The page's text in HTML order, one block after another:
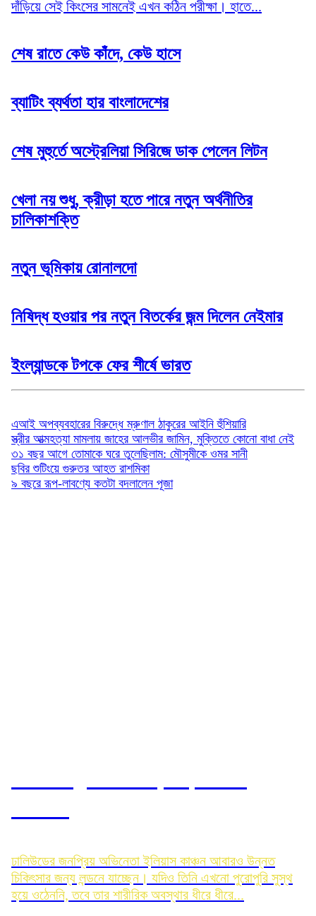
দাঁড়িয়ে সেই কিংসের সামনেই এখন কঠিন পরীক্ষা। হাতে...
শেষ রাতে কেউ কাঁদে, কেউ হাসে
ব্যাটিং ব্যর্থতা হার বাংলাদেশের
শেষ মুহুর্তে অস্ট্রেলিয়া সিরিজে ডাক পেলেন লিটন
খেলা নয় শুধু, ক্রীড়া হতে পারে নতুন অর্থনীতির
চালিকাশক্তি
নতুন ভূমিকায় রোনালদো
নিষিদ্ধ হওয়ার পর নতুন বিতর্কের জন্ম দিলেন নেইমার
ইংল্যান্ডকে টপকে ফের শীর্ষে ভারত
এআই অপব্যবহারের বিরুদ্ধে ম্রুণাল ঠাকুরের আইনি হুঁশিয়ারি
স্ত্রীর আত্মহত্যা মামলায় জাহের আলভীর জামিন, মুক্তিতে কোনো বাধা নেই
৩১ বছর আগে তোমাকে ঘরে তুলেছিলাম: মৌসুমীকে ওমর সানী
ছবির শুটিংয়ে গুরুতর আহত রাশমিকা
৯ বছরে রূপ-লাবণ্যে কতটা বদলালেন পূজা
ঢালিউডের জনপ্রিয় অভিনেতা ইলিয়াস কাঞ্চন আবারও উন্নত
চিকিৎসার জন্য লন্ডনে যাচ্ছেন। যদিও তিনি এখনো পুরোপুরি সুস্থ
হয়ে ওঠেননি, তবে তার শারীরিক অবস্থার ধীরে ধীরে...